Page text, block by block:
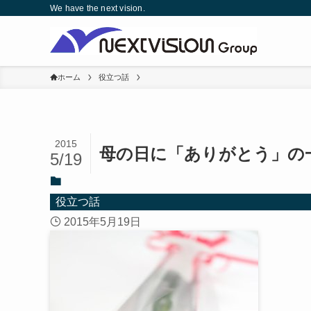
We have the next vision.
ホーム 役立つ話
母の日に「ありがとう」の
2015
5/19
役立つ話
2015年5月19日